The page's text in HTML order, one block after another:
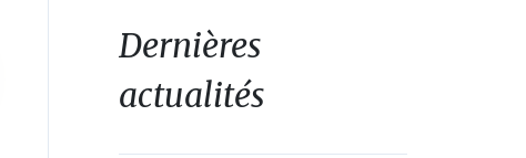
Dernières
actualités